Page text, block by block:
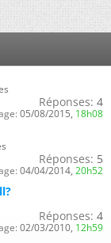
Réponses: 4
05/08/2015, 18h08
Réponses: 5
04/04/2014, 20h52
Réponses: 4
02/03/2010, 12h59